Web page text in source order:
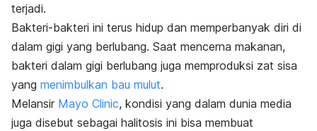
terjadi.
Bakteri-bakteri ini terus hidup dan memperbanyak diri di
dalam gigi yang berlubang. Saat mencerna makanan,
bakteri dalam gigi berlubang juga memproduksi zat sisa
yang menimbulkan bau mulut.
Melansir Mayo Clinic, kondisi yang dalam dunia media
juga disebut sebagai halitosis ini bisa membuat